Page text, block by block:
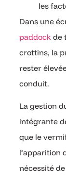
les
Dans une
paddock de
crottins, la
rester
conduit.
La gestion
intégrante
que le
l’apparition
nécessité